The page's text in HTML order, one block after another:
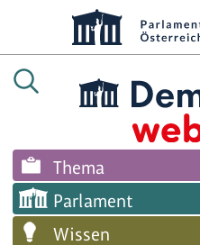
Thema
Parlament
Wissen